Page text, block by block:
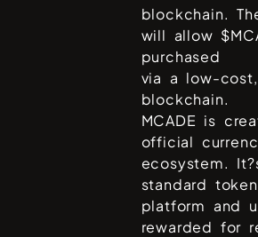
blockchain.
will allow
purchased
via a low-
blockchain.
MCADE is
official
ecosystem.
standard
platform and
rewarded for